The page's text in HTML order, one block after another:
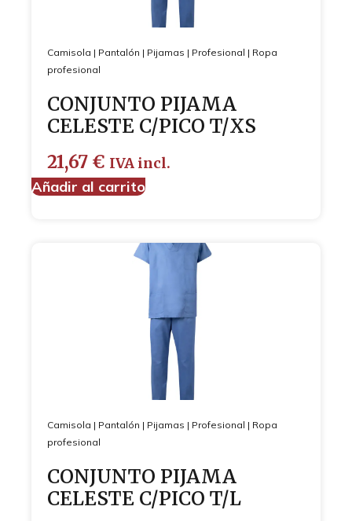
Camisola | Pantalón | Pijamas | Profesional | Ropa
profesional
CONJUNTO PIJAMA
CELESTE C/PICO T/XS
21,67 € IVA incl.
Añadir al carrito
Camisola | Pantalón | Pijamas | Profesional | Ropa
profesional
CONJUNTO PIJAMA
CELESTE C/PICO T/L